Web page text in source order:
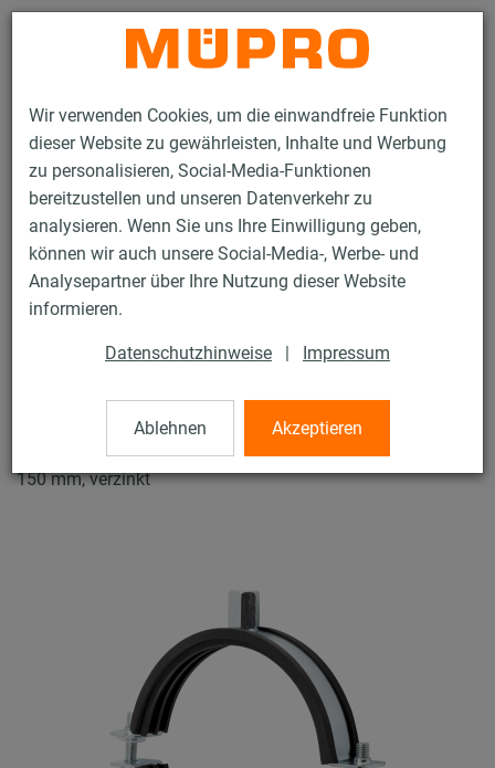
Wir verwenden Cookies, um die einwandfreie Funktion
dieser Website zu gewährleisten, Inhalte und Werbung
zu personalisieren, Social-Media-Funktionen
bereitzustellen und unseren Datenverkehr zu
analysieren. Wenn Sie uns Ihre Einwilligung geben,
können wir auch unsere Social-Media-, Werbe- und
Analysepartner über Ihre Nutzung dieser Website
informieren.
Datenschutzhinweise | Impressum
Ablehnen Akzeptieren
Kontakt
Produkte Befestigungstechnik
Lüftungsbefestigung
Rohrschellen für die Lüftungsbefestigung
Lüftungsschellen Typ S
Lüftungsschellen Typ S
Lüftungsschelle Typ S DÄMMGULAST® schwarz, M8/M10,
150 mm, verzinkt